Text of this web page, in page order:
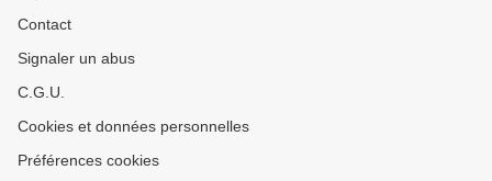
Contact
Signaler un abus
C.G.U.
Cookies et données personnelles
Préférences cookies